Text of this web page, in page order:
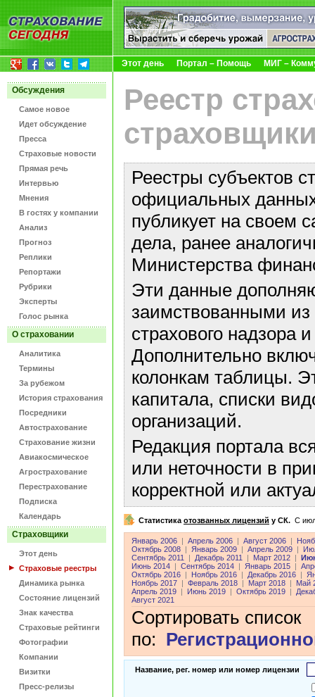
Этот день Портал – Помощь МИГ –
Обсуждения
Самое новое
Идет обсуждение
Пресса
Страховые новости
Прямая речь
Интервью
Мнения
В гостях у компании
Анализ
Прогноз
Реплики
Репортажи
Рубрики
Эксперты
Голос рынка
О страховании
Аналитика
Термины
За рубежом
История страхования
Посредники
Автострахование
Страхование жизни
Авиакосмическое
Агрострахование
Перестрахование
Подписка
Календарь
Страховщики
Этот день
Страховые реестры
Динамика рынка
Состояние лицензий
Знак качества
Страховые рейтинги
Фотографии
Компании
Визитки
Пресс-релизы
Реестр
Реестры субъектов
официальных данных
публикует на своем
дела, ранее
Министерства
Эти данные
заимствованными
страхового надзора
Дополнительно
колонкам таблицы.
капитала, списки
организаций.
Редакция портала
или неточности в
корректной или
Статистика отозванных лицензий у СК. C
Январь 2006 Апрель 2006 Август 2006
Октябрь 2008
Январь 2009 Апрель 2009
Сентябрь 2011
Декабрь 2011 Март 2012
Июнь 2014
Сентябрь 2014 Январь 2015
Октябрь 2016
Ноябрь 2016 Декабрь 2016
Ноябрь 2017
Февраль 2018 Март 2018
Май
Апрель 2019
Июнь 2019 Октябрь 2019
Август 2021
Сортировать список
по:
Название, рег. номер или номер лицензии